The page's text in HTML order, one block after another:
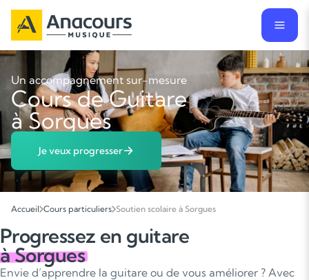
Un accompagnement sur-mesure
Cours de Guitare
à Sorgues
Je veux progresser
Accueil Cours particuliers Soutien scolaire à Sorgues
Progressez en guitare
à Sorgues
Envie d’apprendre la guitare ou de vous améliorer ? Avec